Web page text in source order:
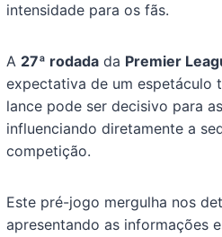
intensidade para os fãs.
A 27ª rodada da Premier
expectativa de um espetáculo
lance pode ser decisivo para
influenciando diretamente a
competição.
Este pré-jogo mergulha nos
apresentando as informações